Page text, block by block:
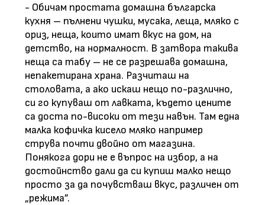
- Обичам простата домашна българска
кухня – пълнени чушки, мусака, леща, мляко с
ориз, неща, които имат вкус на дом, на
детство, на нормалност. В затвора такива
неща са табу – не се разрешава домашна,
непакетирана храна. Разчиташ на
столовата, а ако искаш нещо по-различно,
си го купуваш от лавката, където цените
са доста по-високи от тези навън. Там една
малка кофичка кисело мляко например
струва почти двойно от магазина.
Понякога дори не е въпрос на избор, а на
достойнство дали да си купиш малко нещо
просто за да почувстваш вкус, различен от
„режима”.